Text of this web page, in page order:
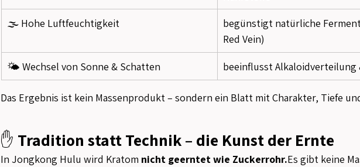
🌫️ Hohe Luftfeuchtigkeit
begünstigt natürliche
Red Vein)
🌤️ Wechsel von Sonne & Schatten beeinflusst Alkaloidverteilung
Das Ergebnis ist kein Massenprodukt – sondern ein Blatt mit Charakter, Tiefe
✋ Tradition statt Technik – die Kunst der Ernte
In Jongkong Hulu wird Kratom nicht geerntet wie Zuckerrohr.Es gibt keine